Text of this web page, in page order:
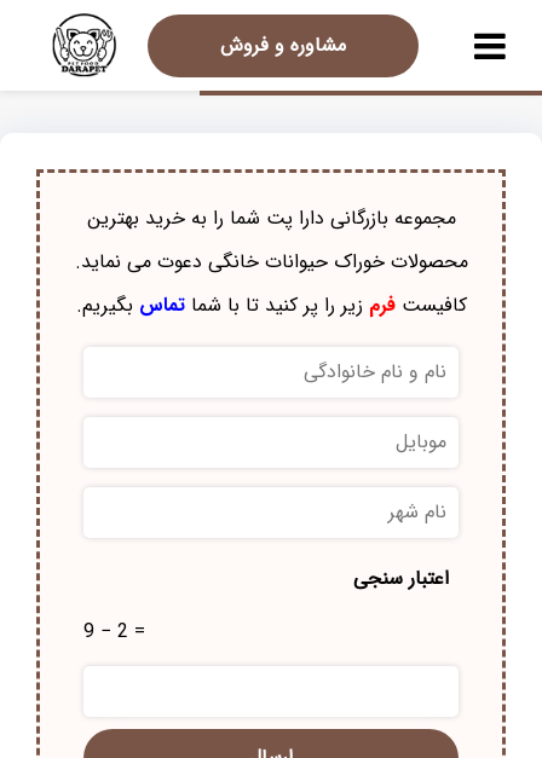
مشاوره و فروش
مجموعه بازرگانی دارا پت شما را به خرید بهترین
محصولات خوراک حيوانات خانگی دعوت می نماید.
کافیستفرم زیر را پر کنید تا با شماتماس بگیریم.
نام
و
خانوادگی
موبایل
نام
شهر
*
اعتبار سنجی
9 − 2 =